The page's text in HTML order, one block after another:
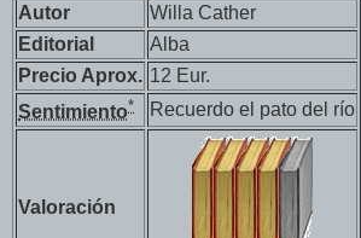
Autor
Willa Cather
Editorial
Alba
Precio Aprox. 12 Eur.
Sentimiento* Recuerdo el pato del río
Valoración